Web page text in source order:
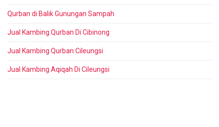
Qurban di Balik Gunungan Sampah
Jual Kambing Qurban Di Cibinong
Jual Kambing Qurban Cileungsi
Jual Kambing Aqiqah Di Cileungsi